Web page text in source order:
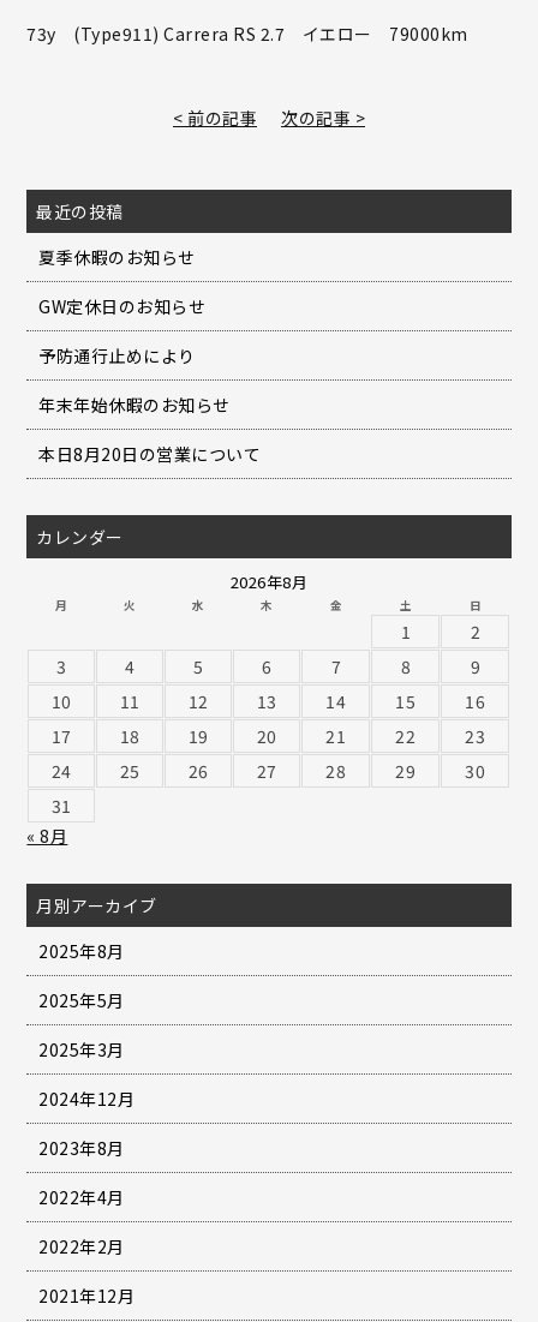
73y (Type911) Carrera RS 2.7 イエロー 79000km
< 前の記事 次の記事 >
最近の投稿
夏季休暇のお知らせ
GW定休日のお知らせ
予防通行止めにより
年末年始休暇のお知らせ
本日8月20日の営業について
カレンダー
2026年8月
月 火 水 木 金 土 日
1
2
3
4 5 6 7 8
9
10
11 12 13 14 15
16
17
18 19 20 21 22
23
24
25 26 27 28 29
30
31
« 8月
月別アーカイブ
2025年8月
2025年5月
2025年3月
2024年12月
2023年8月
2022年4月
2022年2月
2021年12月